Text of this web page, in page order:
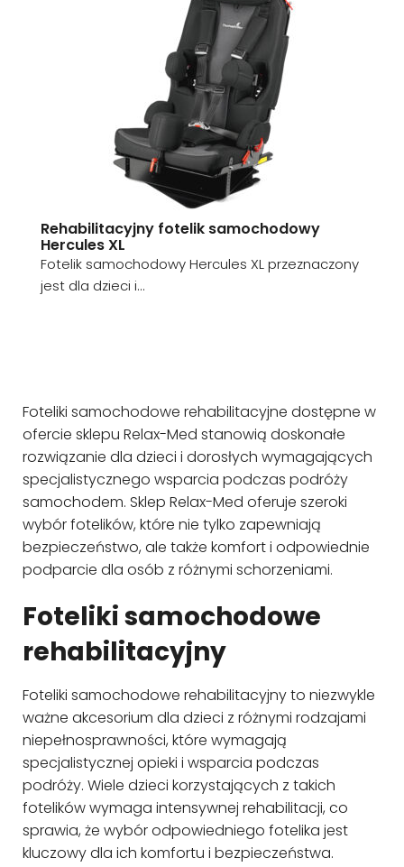
Rehabilitacyjny fotelik samochodowy
Hercules XL
Fotelik samochodowy Hercules XL przeznaczony
jest dla dzieci i...
Foteliki samochodowe rehabilitacyjne dostępne w
ofercie sklepu Relax-Med stanowią doskonałe
rozwiązanie dla dzieci i dorosłych wymagających
specjalistycznego wsparcia podczas podróży
samochodem. Sklep Relax-Med oferuje szeroki
wybór fotelików, które nie tylko zapewniają
bezpieczeństwo, ale także komfort i odpowiednie
podparcie dla osób z różnymi schorzeniami.
Foteliki samochodowe
rehabilitacyjny
Foteliki samochodowe rehabilitacyjny to niezwykle
ważne akcesorium dla dzieci z różnymi rodzajami
niepełnosprawności, które wymagają
specjalistycznej opieki i wsparcia podczas
podróży. Wiele dzieci korzystających z takich
fotelików wymaga intensywnej rehabilitacji, co
sprawia, że wybór odpowiedniego fotelika jest
kluczowy dla ich komfortu i bezpieczeństwa.